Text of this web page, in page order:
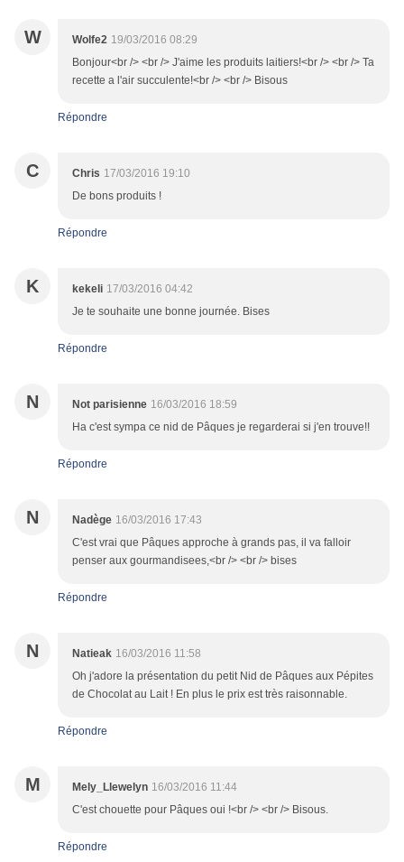
W Wolfe2 19/03/2016 08:29
Bonjour<br /> <br /> J'aime les produits laitiers!<br /> <br /> Ta
recette a l'air succulente!<br /> <br /> Bisous
Répondre
C Chris 17/03/2016 19:10
De bons produits !
Répondre
K kekeli 17/03/2016 04:42
Je te souhaite une bonne journée. Bises
Répondre
N Not parisienne 16/03/2016 18:59
Ha c'est sympa ce nid de Pâques je regarderai si j'en trouve!!
Répondre
N Nadège 16/03/2016 17:43
C'est vrai que Pâques approche à grands pas, il va falloir
penser aux gourmandisees,<br /> <br /> bises
Répondre
N Natieak 16/03/2016 11:58
Oh j'adore la présentation du petit Nid de Pâques aux Pépites
de Chocolat au Lait ! En plus le prix est très raisonnable.
Répondre
M Mely_Llewelyn 16/03/2016 11:44
C'est chouette pour Pâques oui !<br /> <br /> Bisous.
Répondre